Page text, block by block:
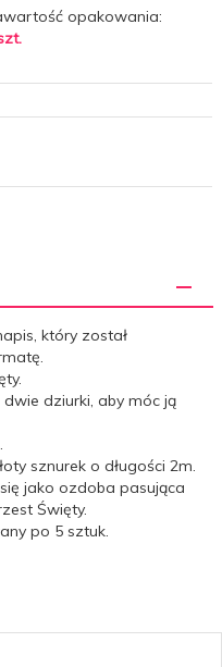
opakowania:
który został
dziurki, aby móc ją
sznurek o długości 2m.
jako ozdoba pasująca
Święty.
po 5 sztuk.